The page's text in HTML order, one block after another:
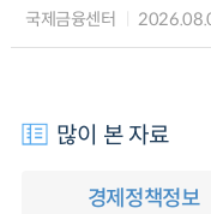
국제금융센터
많이 본 자료
경제정책정보